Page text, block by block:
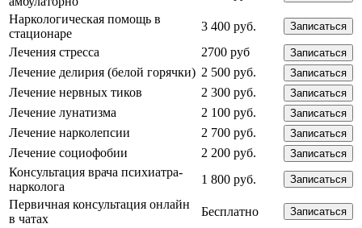
Наркологическая помощь в
стационаре
3 400 руб. Записаться
Лечения стресса 2700 руб Записаться
Лечение делирия (белой горячки) 2 500 руб. Записаться
Лечение нервных тиков 2 300 руб. Записаться
Лечение лунатизма 2 100 руб. Записаться
Лечение нарколепсии 2 700 руб. Записаться
Лечение социофобии 2 200 руб. Записаться
Консультация врача психиатра-
нарколога
1 800 руб. Записаться
Первичная консультация онлайн
в чатах
Бесплатно Записаться